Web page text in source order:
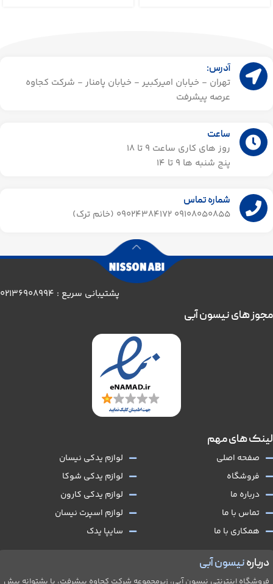
آدرس:
تهران - خیابان امیرکبیر - خیابان پامنار - شرکت کجاوه
عرصه پیشرفت
ساعت
روز های کاری ساعت ۹ تا 18
پنج شنبه ها 9 تا 14​
شماره تماس
09108050855 09024384172 (خانم ترک)
پشتیبانی سریع : 02136908994
دربارهنیسون آبی
لینک های مهم
صفحه اصلی
فروشگاه
درباره ما
تماس با ما
همکاری با ما
لوازم یدکی نیسان
لوازم یدکی شوکا
لوازم یدکی کارون
لوازم اسپرت نیسان
سایپا یدک
مجوز های نیسون آبی